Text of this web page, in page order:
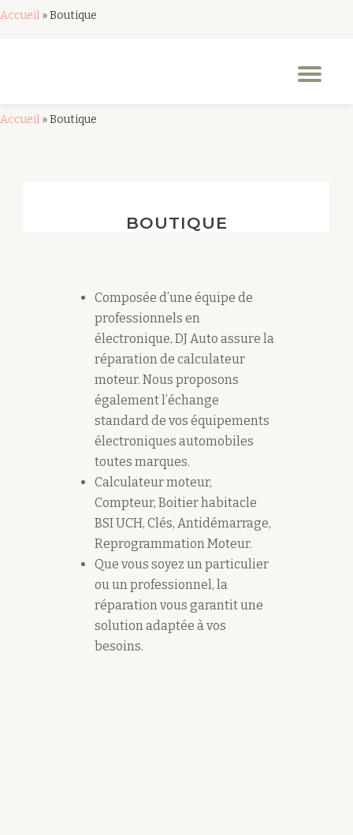
Accueil »Boutique
Accueil »Boutique
BOUTIQUE
Composée d’une équipe de
professionnels en
électronique, DJ Auto assure la
réparation de calculateur
moteur. Nous proposons
également l’échange
standard de vos équipements
électroniques automobiles
toutes marques.
Calculateur moteur,
Compteur, Boitier habitacle
BSI UCH, Clés, Antidémarrage,
Reprogrammation Moteur.
Que vous soyez un particulier
ou un professionnel, la
réparation vous garantit une
solution adaptée à vos
besoins.